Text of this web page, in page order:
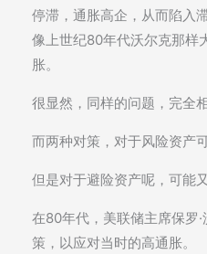
停滞，通胀高企，从而陷入
像上世纪80年代沃尔克那样
胀。
很显然，同样的问题，完全
而两种对策，对于风险资产
但是对于避险资产呢，可能
在80年代，美联储主席保罗
策，以应对当时的高通胀。